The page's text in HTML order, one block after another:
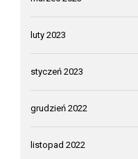
luty 2023
styczeń 2023
grudzień 2022
listopad 2022